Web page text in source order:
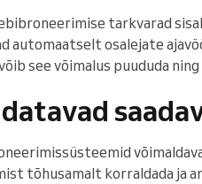
tarkvarad
automaatselt osalejate
see võimalus puududa
tõhusamalt korraldada ja